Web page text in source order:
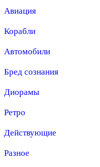
Авиация
Корабли
Автомобили
Бред сознания
Диорамы
Ретро
Действующие
Разное